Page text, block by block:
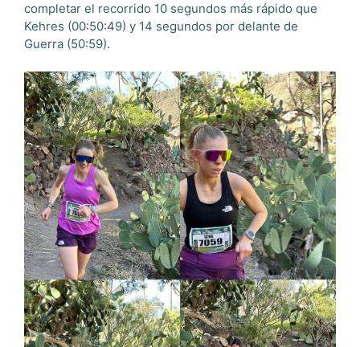
completar el recorrido 10 segundos más rápido que
Kehres (00:50:49) y 14 segundos por delante de
Guerra (50:59).